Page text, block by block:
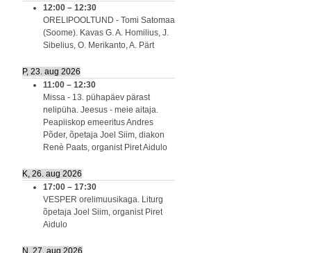
12:00 – 12:30
ORELIPOOLTUND - Tomi Satomaa
(Soome). Kavas G. A. Homilius, J.
Sibelius, O. Merikanto, A. Pärt
P, 23. aug 2026
11:00 – 12:30
Missa - 13. pühapäev pärast
nelipüha. Jeesus - meie aitaja.
Peapiiskop emeeritus Andres
Põder, õpetaja Joel Siim, diakon
Renè Paats, organist Piret Aidulo
K, 26. aug 2026
17:00 – 17:30
VESPER orelimuusikaga. Liturg
õpetaja Joel Siim, organist Piret
Aidulo
N, 27. aug 2026